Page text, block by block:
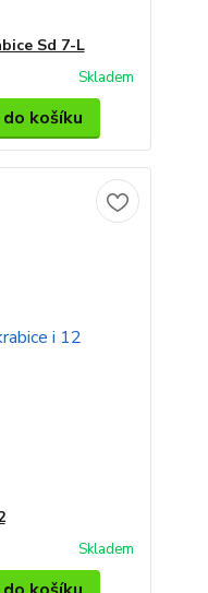
Sd 7-L
Skladem
košíku
Skladem